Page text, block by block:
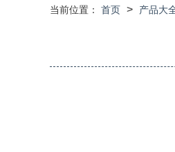
当前位置： 首页 > 产品大